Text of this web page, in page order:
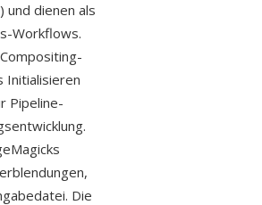
dienen als
Workflows.
Initialisieren
Pipeline-
Die